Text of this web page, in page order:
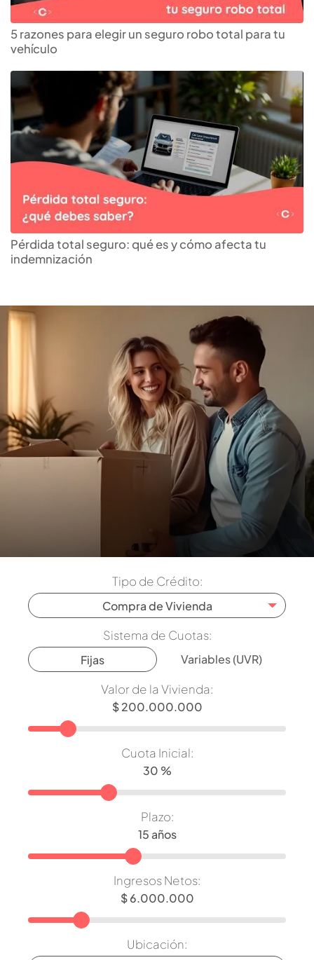
5 razones para elegir un seguro robo total para tu
vehículo
Pérdida total seguro: qué es y cómo afecta tu
indemnización
Encuentra el
hipotecarioque más te
conviene
Tipo de Crédito:
Compra de Vivienda
Sistema de Cuotas:
Fijas
Variables (UVR)
Valor de la Vivienda:
Cuota Inicial:
Plazo:
Ingresos Netos:
Ubicación: